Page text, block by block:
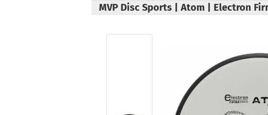
MVP Disc Sports | Atom | Electron